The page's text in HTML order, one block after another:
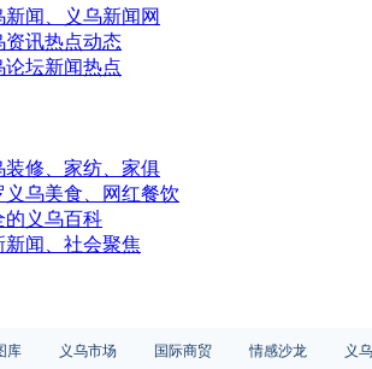
新闻、义乌新闻网
资讯热点动态
论坛新闻热点
装修、家纺、家俱
义乌美食、网红餐饮
的义乌百科
新闻、社会聚焦
库 义乌市场 国际商贸 情感沙龙
义